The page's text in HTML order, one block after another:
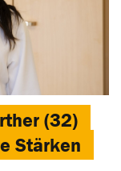
(32)
Stärken